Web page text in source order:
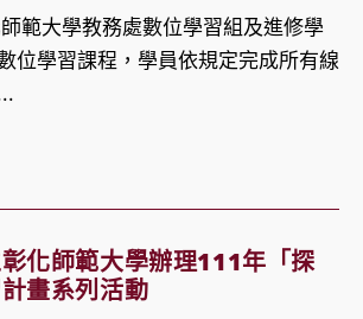
範大學教務處數位學習組及進修學
位學習課程，學員依規定完成所有線
彰化師範大學辦理111年「探
畫系列活動